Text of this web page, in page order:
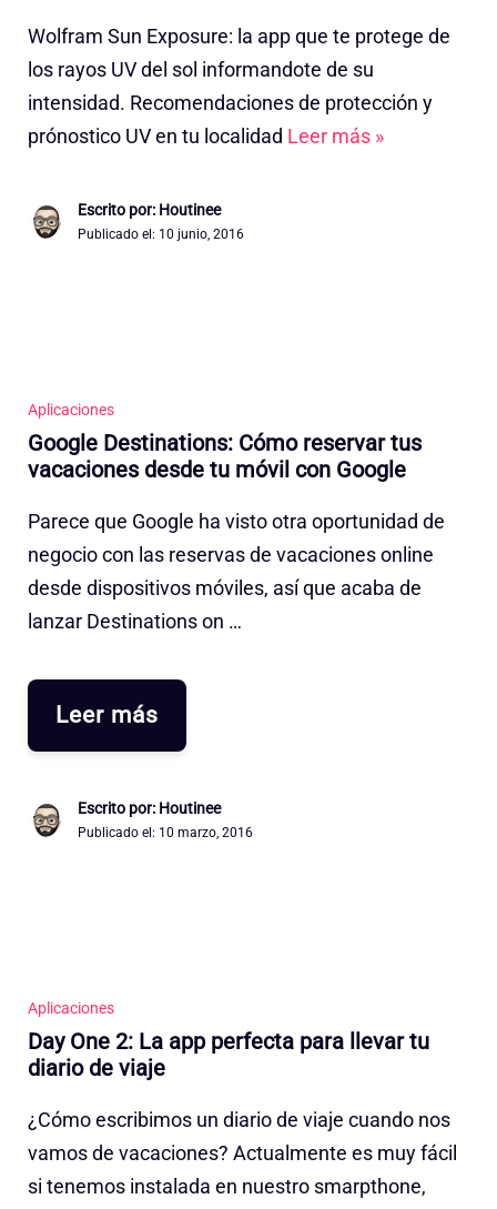
Wolfram Sun Exposure: la app que te protege de
los rayos UV del sol informandote de su
intensidad. Recomendaciones de protección y
prónostico UV en tu localidad Leer más »
Escrito por: Houtinee
Publicado el: 10 junio, 2016
Aplicaciones
Google Destinations: Cómo reservar tus
vacaciones desde tu móvil con Google
Parece que Google ha visto otra oportunidad de
negocio con las reservas de vacaciones online
desde dispositivos móviles, así que acaba de
lanzar Destinations on …
Leer más
Escrito por: Houtinee
Publicado el: 10 marzo, 2016
Aplicaciones
Day One 2: La app perfecta para llevar tu
diario de viaje
¿Cómo escribimos un diario de viaje cuando nos
vamos de vacaciones? Actualmente es muy fácil
si tenemos instalada en nuestro smarpthone,